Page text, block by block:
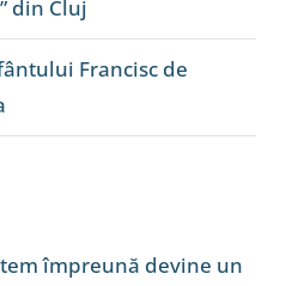
din Cluj
Francisc de
împreună devine un